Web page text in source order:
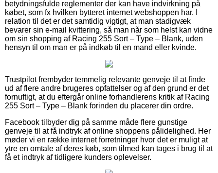
betydningsfulde reglementer der kan have indvirkning på
købet, som fx hvilken bytteret internet webshoppen har. I
relation til det er det samtidig vigtigt, at man stadigvæk
bevarer sin e-mail kvittering, så man når som helst kan vidne
om sin shopping af Racing 255 Sort – Type – Blank, uden
hensyn til om man er på indkøb til en mand eller kvinde.
Trustpilot frembyder temmelig relevante genveje til at finde
ud af flere andre brugeres opfattelser og af den grund er det
fornuftigt, at du eftergår online forhandlerens kritik af Racing
255 Sort – Type – Blank forinden du placerer din ordre.
Facebook tilbyder dig på samme måde flere gunstige
genveje til at få indtryk af online shoppens pålidelighed. Her
møder vi en række internet forretninger hvor det er muligt at
ytre en omtale af deres køb, som tilmed kan tages i brug til at
få et indtryk af tidligere kunders oplevelser.